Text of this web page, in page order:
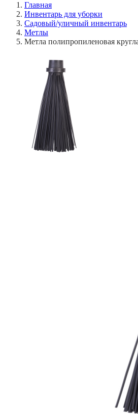
Главная
Инвентарь для уборки
Садовый/уличный инвентарь
Метлы
Метла полипропиленовая